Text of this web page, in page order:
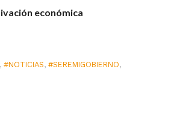
económica
,#NOTICIAS,#SEREMIGOBIERNO,